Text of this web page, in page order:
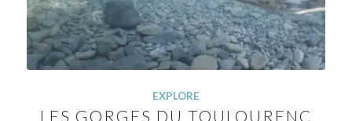
EXPLORE
LES GORGES DU TOULOURENC